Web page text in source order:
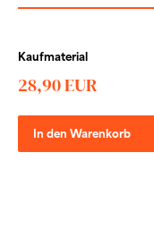
Kaufmaterial
28,90 EUR
In den Warenkorb